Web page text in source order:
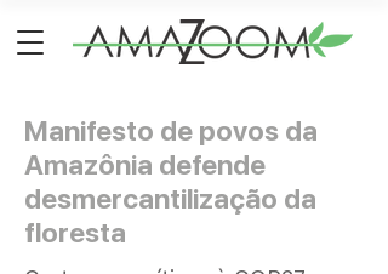
Manifesto de povos da
Amazônia defende
desmercantilização da
floresta